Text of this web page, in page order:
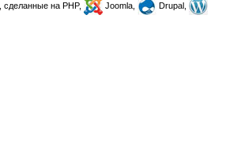
, сделанные на PHP, Joomla,
Drupal,